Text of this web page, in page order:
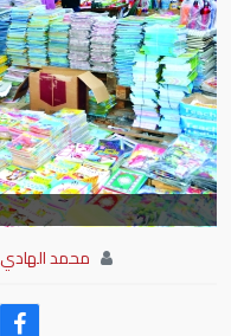
محمد الهادي